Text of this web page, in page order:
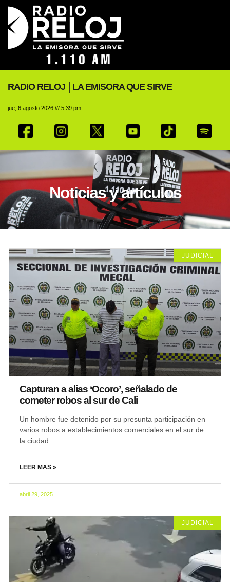
RADIO RELOJ │LA EMISORA QUE SIRVE
jue, 6 agosto 2026 /// 5:39 pm
Noticias y artículos
JUDICIAL
Capturan a alias ‘Ocoro’, señalado de
cometer robos al sur de Cali
Un hombre fue detenido por su presunta participación en
varios robos a establecimientos comerciales en el sur de
la ciudad.
LEER MAS »
abril 29, 2025
JUDICIAL